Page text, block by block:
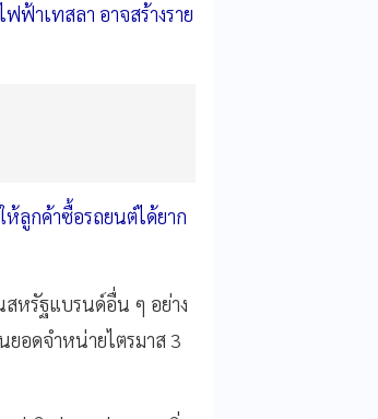
ฟฟ้าเทสลา อาจสร้างราย
ห้ลูกค้าซื้อรถยนต์ได้ยาก
สหรัฐแบรนด์อื่น ๆ อย่าง
ยอดจำหน่ายไตรมาส 3